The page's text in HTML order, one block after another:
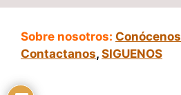
Sobre nosotros: Conócenos
Contactanos, SIGUENOS